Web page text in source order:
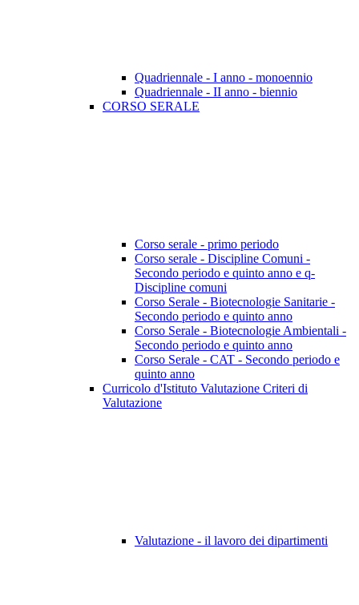
Quadriennale - I anno - monoennio
Quadriennale - II anno - biennio
CORSO SERALE
Corso serale - primo periodo
Corso serale - Discipline Comuni -
Secondo periodo e quinto anno e q-
Discipline comuni
Corso Serale - Biotecnologie Sanitarie -
Secondo periodo e quinto anno
Corso Serale - Biotecnologie Ambientali -
Secondo periodo e quinto anno
Corso Serale - CAT - Secondo periodo e
quinto anno
Curricolo d'Istituto Valutazione Criteri di
Valutazione
Valutazione - il lavoro dei dipartimenti